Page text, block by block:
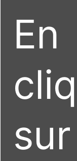
En
sur